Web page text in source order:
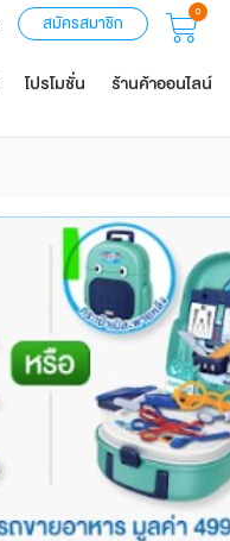
สมัครสมาชิก 0
โปรโมชั่น ร้านค้าออนไลน์